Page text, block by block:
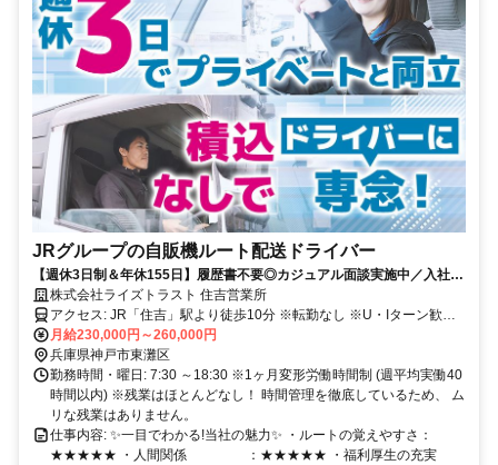
JRグループの自販機ルート配送ドライバー
【週休3日制＆年休155日】履歴書不要◎カジュアル面談実施中／入社祝
金5万円！第二新卒も歓迎！
株式会社ライズトラスト 住吉営業所
アクセス: JR「住吉」駅より徒歩10分 ※転勤なし ※U・Iターン歓迎
✨️下記エリアからも通勤している人がいます！ ※通勤時間は30～1時
間の社員が多いです。 【兵庫県】西宮駅・朝霧駅・明石駅・新長田
駅・尼崎駅等 【大阪府】京橋駅・福島駅・千里中央駅・西九条駅等
月給230,000円～260,000円
兵庫県神戸市東灘区
勤務時間・曜日: 7:30 ～18:30 ※1ヶ月変形労働時間制 (週平均実働40
時間以内) ※残業はほとんどなし！ 時間管理を徹底しているため、 ム
リな残業はありません。
仕事内容: ✨一目でわかる!当社の魅力✨ ・ルートの覚えやすさ：
★★★★★ ・人間関係 ：★★★★★ ・福利厚生の充実